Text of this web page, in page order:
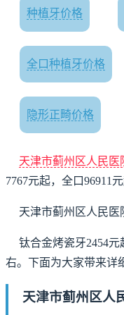
种植牙价格
全口种植牙价格
隐形正畸价格
天津市蓟州区人民医
7767元起，全口96911元
天津市蓟州区人民医
钛合金烤瓷牙2454元
右。下面为大家带来详
天津市蓟州区人